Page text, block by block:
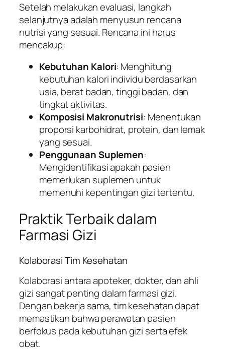
Setelah melakukan evaluasi, langkah
selanjutnya adalah menyusun rencana
nutrisi yang sesuai. Rencana ini harus
mencakup:
Kebutuhan Kalori: Menghitung
kebutuhan kalori individu berdasarkan
usia, berat badan, tinggi badan, dan
tingkat aktivitas.
Komposisi Makronutrisi: Menentukan
proporsi karbohidrat, protein, dan lemak
yang sesuai.
Penggunaan Suplemen:
Mengidentifikasi apakah pasien
memerlukan suplemen untuk
memenuhi kepentingan gizi tertentu.
Praktik Terbaik dalam
Farmasi Gizi
Kolaborasi Tim Kesehatan
Kolaborasi antara apoteker, dokter, dan ahli
gizi sangat penting dalam farmasi gizi.
Dengan bekerja sama, tim kesehatan dapat
memastikan bahwa perawatan pasien
berfokus pada kebutuhan gizi serta efek
obat.